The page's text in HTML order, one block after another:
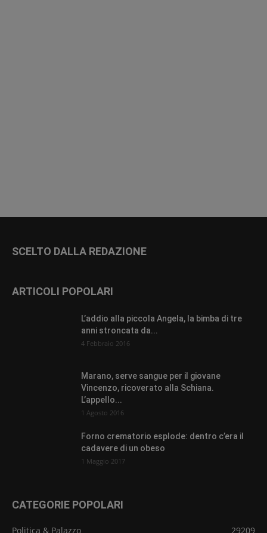
SCELTO DALLA REDAZIONE
ARTICOLI POPOLARI
L’addio alla piccola Angela, la bimba di tre
anni stroncata da...
4 Febbraio 2016
Marano, serve sangue per il giovane
Vincenzo, ricoverato alla Schiana.
L’appello...
1 Agosto 2016
Forno crematorio esplode: dentro c’era il
cadavere di un obeso
1 Maggio 2017
CATEGORIE POPOLARI
Politica & Palazzo
29209